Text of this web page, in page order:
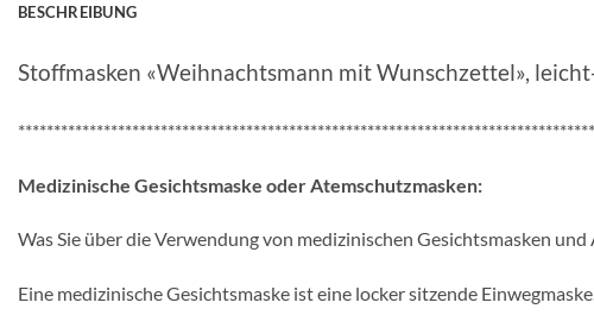
BESCHREIBUNG
Stoffmasken «Weihnachtsmann mit Wunschzettel»,
Medizinische Gesichtsmaske oder Atemschutzmasken:
Was Sie über die Verwendung von medizinischen Gesichtsmasken
Eine medizinische Gesichtsmaske ist eine locker sitzende